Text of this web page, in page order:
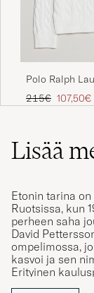
Polo Ralph
Pullover White
Tavallinen hinta
215€ 107,50€
Lisää
Etonin tarina
Ruotsissa, kun
perheen saha
David
ompelimossa,
kasvoi ja sen
Erityinen
Englantiin,